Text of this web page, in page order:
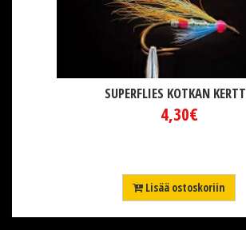
SUPERFLIES KOTKAN
4,30€
Lisää ostoskoriin